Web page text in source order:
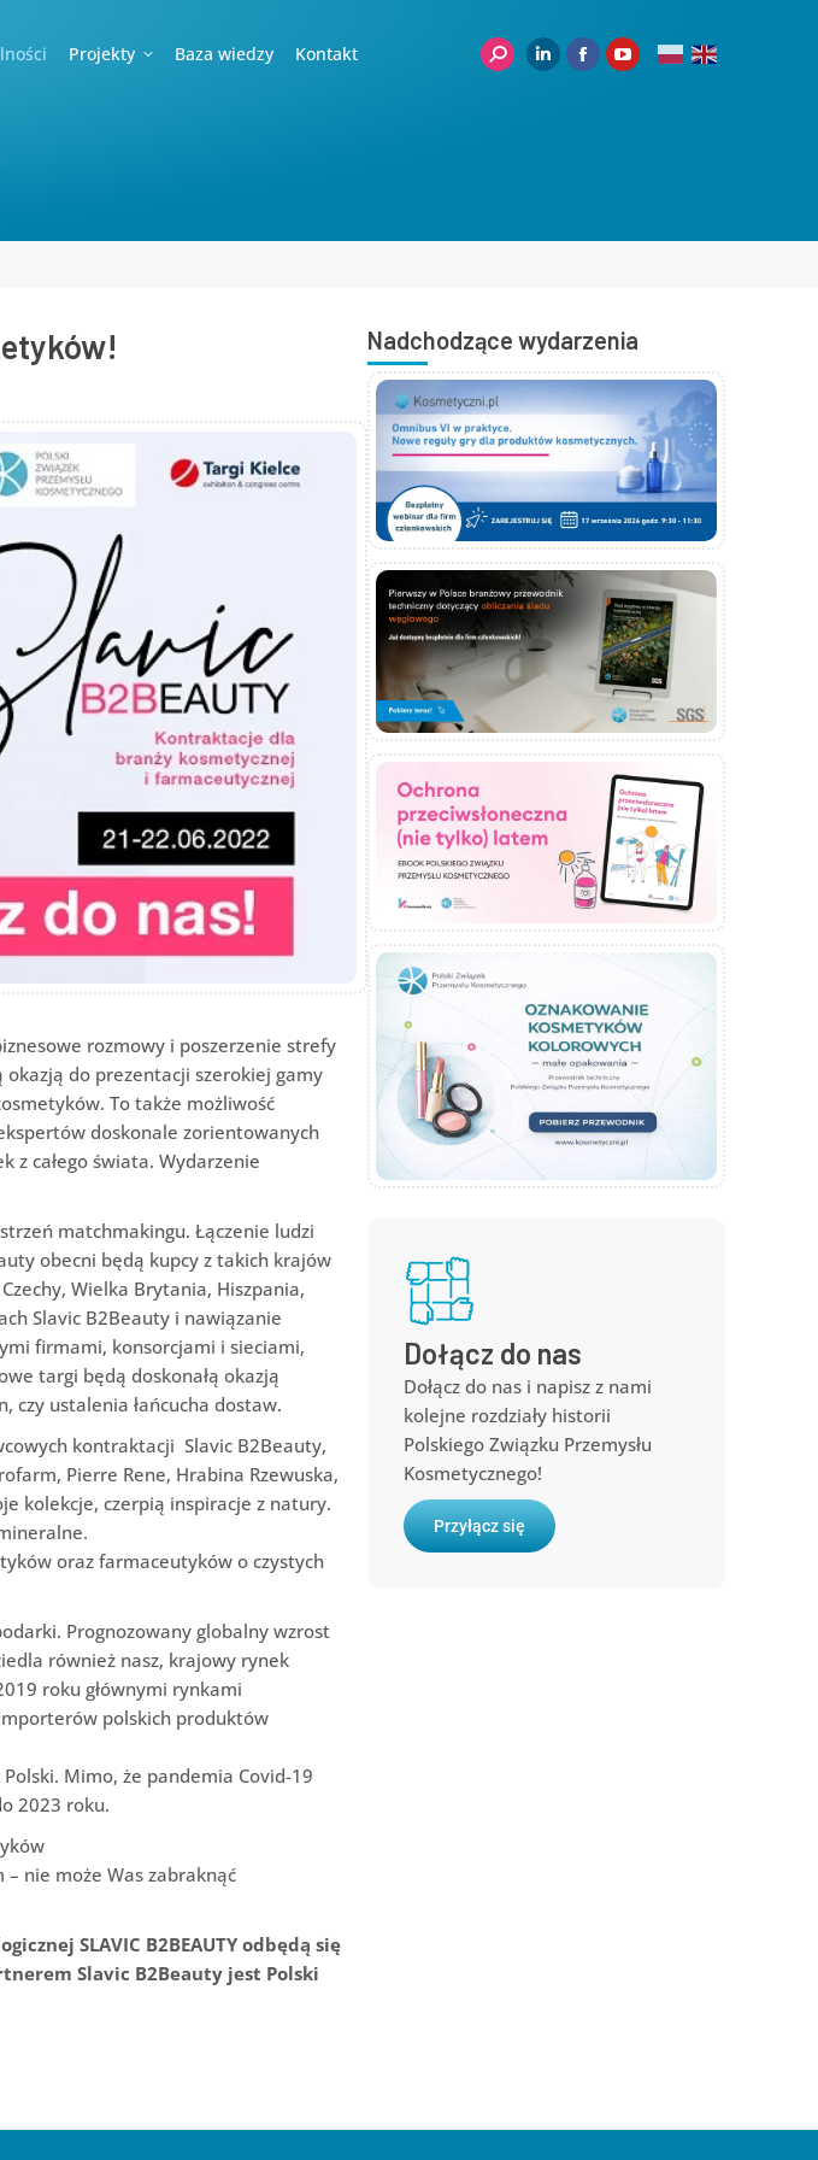
Projekty Baza wiedzy Kontakt
rozmowy i poszerzenie strefy
okazją do prezentacji szerokiej gamy
To także możliwość
doskonale zorientowanych
z całego świata. Wydarzenie
matchmakingu. Łączenie ludzi
obecni będą kupcy z takich krajów
Wielka Brytania, Hiszpania,
Slavic B2Beauty i nawiązanie
firmami, konsorcjami i sieciami,
targi będą doskonałą okazją
czy ustalenia łańcucha dostaw.
kontraktacji Slavic B2Beauty,
Pierre Rene, Hrabina Rzewuska,
kolekcje, czerpią inspiracje z natury.
oraz farmaceutyków o czystych
Prognozowany globalny wzrost
również nasz, krajowy rynek
roku głównymi rynkami
polskich produktów
Mimo, że pandemia Covid-19
2023 roku.
nie może Was zabraknąć
SLAVIC B2BEAUTY odbędą się
Slavic B2Beauty jest Polski
Nadchodzące wydarzenia
Dołącz do nas
Dołącz do nas i napisz z nami
kolejne rozdziały historii
Polskiego Związku Przemysłu
Kosmetycznego!
Przyłącz się